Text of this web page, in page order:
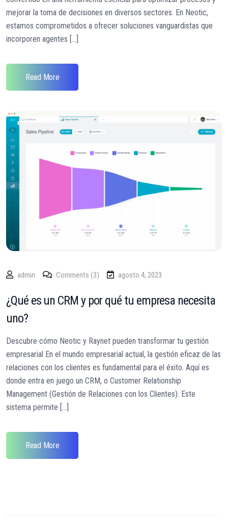
mejorar la toma de decisiones en diversos sectores. En Neotic,
estamos comprometidos a ofrecer soluciones vanguardistas que
incorporen agentes [...]
Read More
admin Comments (3) agosto 4, 2023
¿Qué es un CRM y por qué tu empresa necesita
uno?
Descubre cómo Neotic y Raynet pueden transformar tu gestión
empresarial En el mundo empresarial actual, la gestión eficaz de las
relaciones con los clientes es fundamental para el éxito. Aquí es
donde entra en juego un CRM, o Customer Relationship
Management (Gestión de Relaciones con los Clientes). Este
sistema permite [...]
Read More